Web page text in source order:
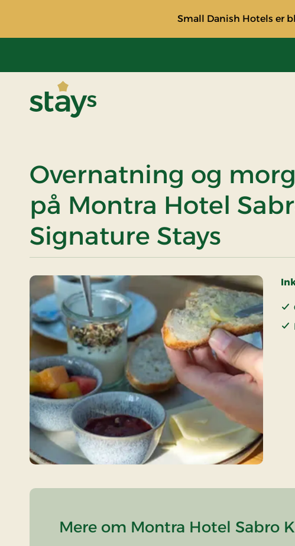
Small Danish Hotels er
Overnatning og
på Montra Hotel
Signature Stays
Mere om Montra Hotel Sabro